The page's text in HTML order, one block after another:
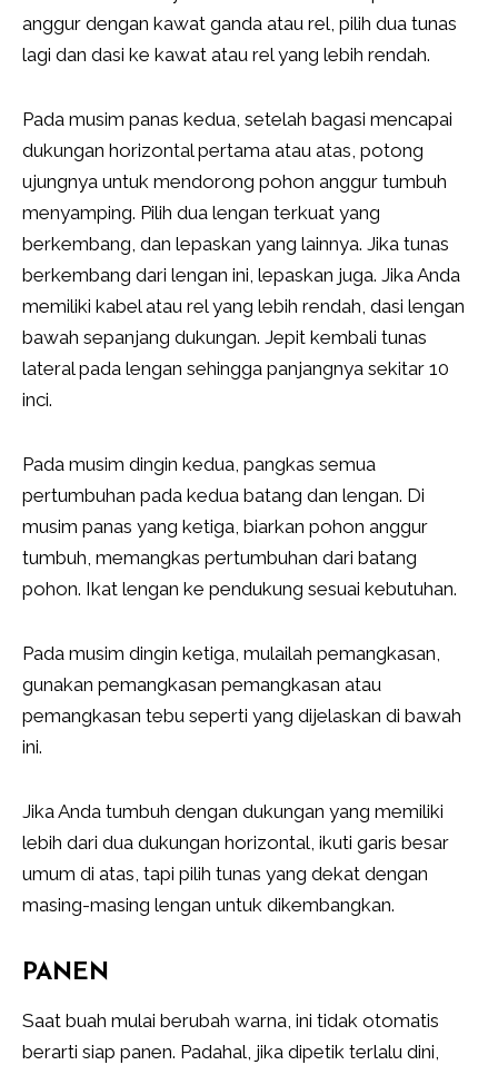
anggur dengan kawat ganda atau rel, pilih dua tunas
lagi dan dasi ke kawat atau rel yang lebih rendah.
Pada musim panas kedua, setelah bagasi mencapai
dukungan horizontal pertama atau atas, potong
ujungnya untuk mendorong pohon anggur tumbuh
menyamping. Pilih dua lengan terkuat yang
berkembang, dan lepaskan yang lainnya. Jika tunas
berkembang dari lengan ini, lepaskan juga. Jika Anda
memiliki kabel atau rel yang lebih rendah, dasi lengan
bawah sepanjang dukungan. Jepit kembali tunas
lateral pada lengan sehingga panjangnya sekitar 10
inci.
Pada musim dingin kedua, pangkas semua
pertumbuhan pada kedua batang dan lengan. Di
musim panas yang ketiga, biarkan pohon anggur
tumbuh, memangkas pertumbuhan dari batang
pohon. Ikat lengan ke pendukung sesuai kebutuhan.
Pada musim dingin ketiga, mulailah pemangkasan,
gunakan pemangkasan pemangkasan atau
pemangkasan tebu seperti yang dijelaskan di bawah
ini.
Jika Anda tumbuh dengan dukungan yang memiliki
lebih dari dua dukungan horizontal, ikuti garis besar
umum di atas, tapi pilih tunas yang dekat dengan
masing-masing lengan untuk dikembangkan.
PANEN
Saat buah mulai berubah warna, ini tidak otomatis
berarti siap panen. Padahal, jika dipetik terlalu dini,